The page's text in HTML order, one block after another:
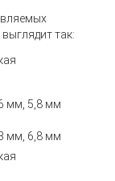
выглядит так:
мм, 5,8 мм
мм, 6,8 мм